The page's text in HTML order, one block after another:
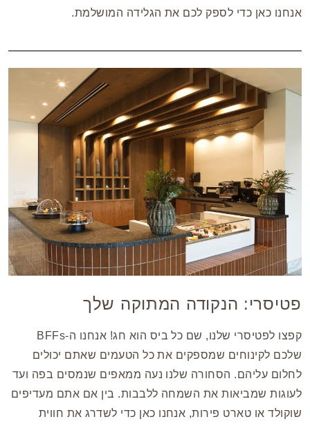
אנחנו כאן כדי לספק לכם את הגלידה המושלמת.
פטיסרי: הנקודה המתוקה שלך
קפצו לפטיסרי שלנו, שם כל ביס הוא חג! אנחנו ה-BFFs
שלכם לקינוחים שמספקים את כל הטעמים שאתם יכולים
לחלום עליהם. הסחורה שלנו נעה ממאפים שנמסים בפה ועד
לעוגות שמביאות את השמחה ללבבות. בין אם אתם מעדיפים
שוקולד או טארט פירות, אנחנו כאן כדי לשדרג את חווית